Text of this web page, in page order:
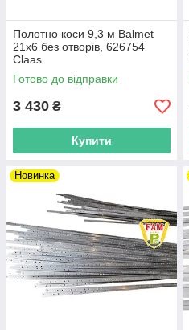
Полотно коси 9,3 м Balmet
21x6 без отворів, 626754
Claas
Готово до відправки
3 430 ₴
Купити
Новинка